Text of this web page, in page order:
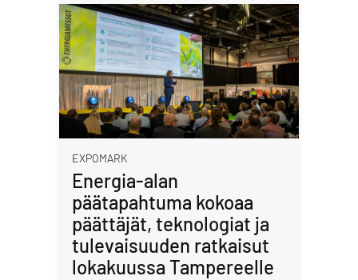
EXPOMARK
Energia-alan
päätapahtuma kokoaa
päättäjät, teknologiat ja
tulevaisuuden ratkaisut
lokakuussa Tampereelle